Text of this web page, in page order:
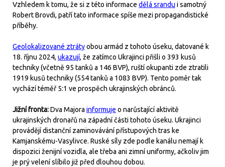
Vzhledem k tomu, že si z této informace dělá srandu i samotný
Robert Brovdi, patří tato informace spíše mezi propagandistické
příběhy.
Geolokalizované ztrátyobou armád z tohoto úseku, datované k
18. říjnu 2024, ukazují, že zatímco Ukrajinci přišli o 393 kusů
techniky (včetně 95 tanků a 146 BVP), ruští okupanti zde ztratili
1919 kusů techniky (554 tanků a 1083 BVP). Tento poměr tak
vychází téměř 5:1 ve prospěch ukrajinských obránců.
Jižní fronta:Dva Majora informuje o narůstající aktivitě
ukrajinských dronařů na západní části tohoto úseku. Ukrajinci
provádějí distanční zaminovávání přístupových tras ke
Kamjanskému-Vasylivce. Ruské síly zde podle kanálu nemají k
dispozici ženijní vozidla, ale třeba ani zimní uniformy, ačkoliv jim
je prý velení slíbilo již před dlouhou dobou.